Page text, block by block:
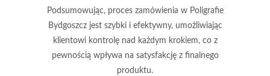
Podsumowując, proces zamówienia w Poligrafie
Bydgoszcz jest szybki i efektywny, umożliwiając
klientowi kontrolę nad każdym krokiem, co z
pewnością wpływa na satysfakcję z finalnego
produktu.